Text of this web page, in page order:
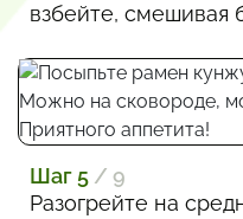
взбейте, смешивая
Шаг 5 / 9
Разогрейте на